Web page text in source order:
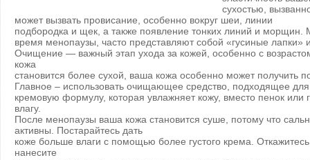
сухостью,
может вызвать провисание, особенно вокруг шеи, линии
подбородка и щек, а также появление тонких линий и
время менопаузы, часто представляют собой «гусиные
Очищение — важный этап ухода за кожей, особенно с
кожа
становится более сухой, ваша кожа особенно может получить
Главное – использовать очищающее средство, подходящее
кремовую формулу, которая увлажняет кожу, вместо пенок
влагу.
После менопаузы ваша кожа становится суше, потому что
активны. Постарайтесь дать
коже больше влаги с помощью более густого крема.
нанесите